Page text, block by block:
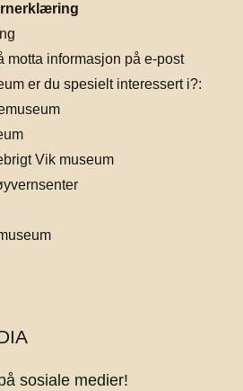
motta informasjon på e-post
er du spesielt interessert i?:
Vik museum
sosiale medier!